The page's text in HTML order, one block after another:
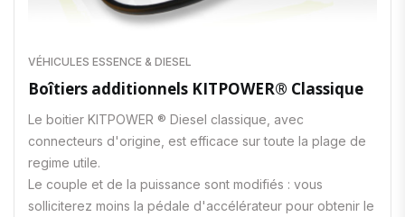
VÉHICULES ESSENCE & DIESEL
Boîtiers additionnels KITPOWER® Classique
Le boitier KITPOWER ® Diesel classique, avec
connecteurs d'origine, est efficace sur toute la plage de
regime utile.
Le couple et de la puissance sont modifiés : vous
solliciterez moins la pédale d'accélérateur pour obtenir le